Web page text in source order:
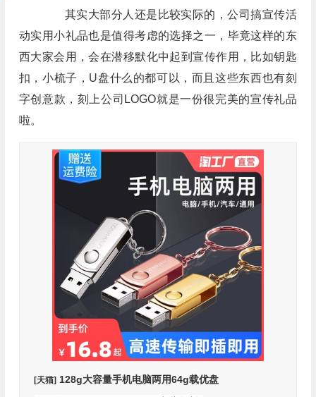
其实大部分人还是比较实际的，公司搞宣传活
动实用小礼品也是值得考虑的选择之一，毕竟这样的东
西大家会用，会在潜移默化中起到宣传作用，比如钥匙
扣，小梳子，U盘什么的都可以，而且这些东西也有刻
字创意款，刻上公司LOGO就是一份很完美的宣传礼品
啦。
[天猫]128g大容量手机电脑两用64g载优盘